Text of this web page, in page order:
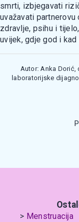
smrti, izbjegavati
uvažavati
zdravlje, psihu i
uvijek, gdje god i
Autor: Anka Dorić,
laboratorijske
Menstruacija